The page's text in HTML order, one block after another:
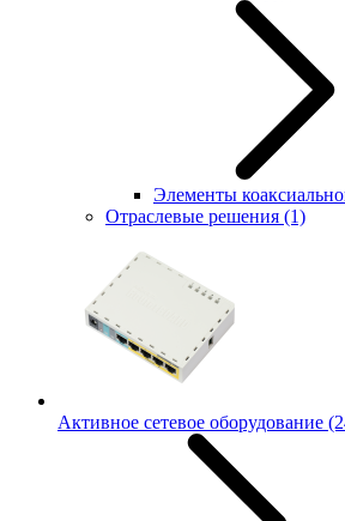
Элементы
Отраслевые решения (1)
Активное сетевое оборудование